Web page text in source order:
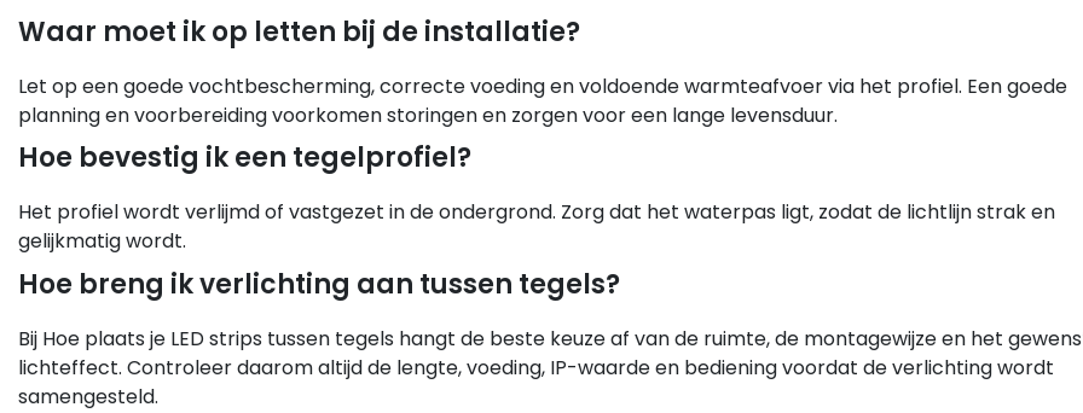
Waar moet ik op letten bij de installatie?
Let op een goede vochtbescherming, correcte voeding en voldoende warmteafvoer via het profiel. Een goede
planning en voorbereiding voorkomen storingen en zorgen voor een lange levensduur.
Hoe bevestig ik een tegelprofiel?
Het profiel wordt verlijmd of vastgezet in de ondergrond. Zorg dat het waterpas ligt, zodat de lichtlijn strak en
gelijkmatig wordt.
Hoe breng ik verlichting aan tussen tegels?
Bij Hoe plaats je LED strips tussen tegels hangt de beste keuze af van de ruimte, de montagewijze en het
lichteffect. Controleer daarom altijd de lengte, voeding, IP-waarde en bediening voordat de verlichting wordt
samengesteld.